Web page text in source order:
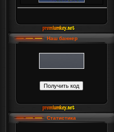
Наш баннер
Статистика